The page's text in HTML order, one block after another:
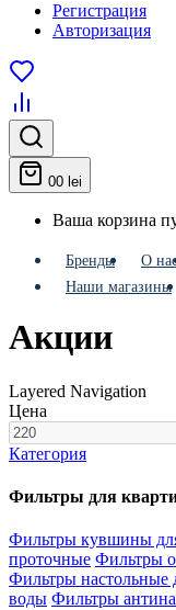
Регистрация
Авторизация
00 lei
Ваша корзина
Бренды О
Наши магазины
Акции
Layered Navigation
Цена
Категория
Фильтры для
Фильтры кувшины
проточные Фильтры
Фильтры настольные
воды Фильтры